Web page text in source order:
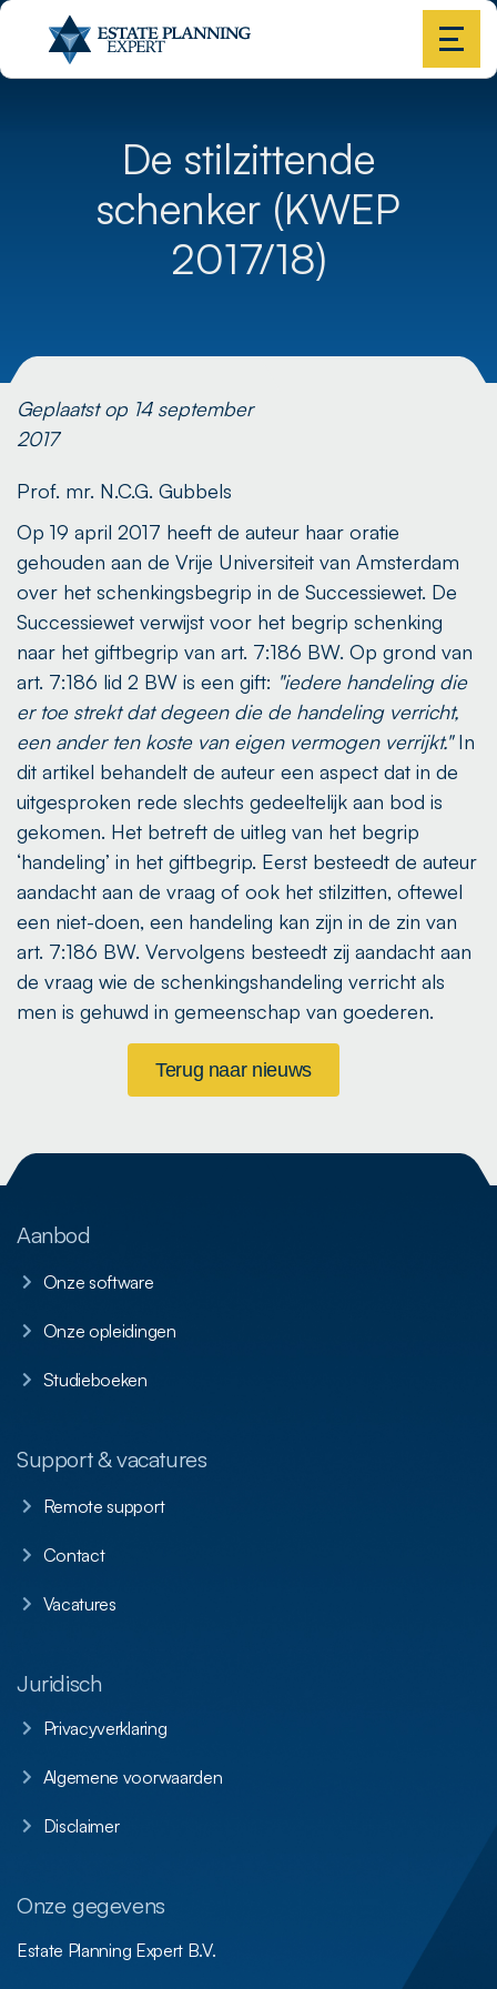
De stilzittende
schenker (KWEP
2017/18)
Geplaatst op 14 september
2017
Prof. mr. N.C.G. Gubbels
Op 19 april 2017 heeft de auteur haar oratie
gehouden aan de Vrije Universiteit van Amsterdam
over het schenkingsbegrip in de Successiewet. De
Successiewet verwijst voor het begrip schenking
naar het giftbegrip van art. 7:186 BW. Op grond van
art. 7:186 lid 2 BW is een gift: "iedere handeling die
er toe strekt dat degeen die de handeling verricht,
een ander ten koste van eigen vermogen verrijkt."In
dit artikel behandelt de auteur een aspect dat in de
uitgesproken rede slechts gedeeltelijk aan bod is
gekomen. Het betreft de uitleg van het begrip
‘handeling’ in het giftbegrip. Eerst besteedt de auteur
aandacht aan de vraag of ook het stilzitten, oftewel
een niet-doen, een handeling kan zijn in de zin van
art. 7:186 BW. Vervolgens besteedt zij aandacht aan
de vraag wie de schenkingshandeling verricht als
men is gehuwd in gemeenschap van goederen.
Terug naar nieuws
Aanbod
Onze software
Onze opleidingen
Studieboeken
Support & vacatures
Remote support
Contact
Vacatures
Juridisch
Privacyverklaring
Algemene voorwaarden
Disclaimer
Onze gegevens
Estate Planning Expert B.V.